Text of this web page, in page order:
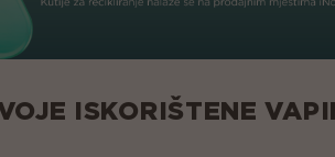
ISKORIŠTENE